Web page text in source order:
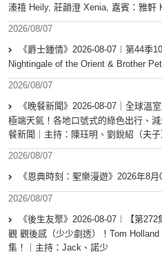
溱禧 Heily, 莊韻澄 Xenia, 嘉賓：雅軒
2026/08/07
《爵士鍾情》2026-08-07︱第44季
Nightingale of the Orient & Brother
2026/08/07
《晚餐新聞》2026-08-07｜全球溫
極端天氣！各地口號式的綠色出行、
餐新聞｜主持：陳珏明、劉銳紹（夫子
2026/08/07
《恩典時刻：聖樂漫遊》2026年8
2026/08/07
《後生友聚》2026-08-07︱【第
觀 觀後感（少少劇透）！Tom
集！｜主持：Jack、諾少